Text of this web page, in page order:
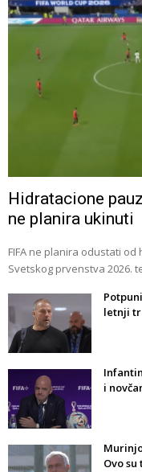
Hidratacione
ne planira ukinuti
FIFA ne planira odustati
Svetskog prvenstva 2026.
letnji
i
Ovo